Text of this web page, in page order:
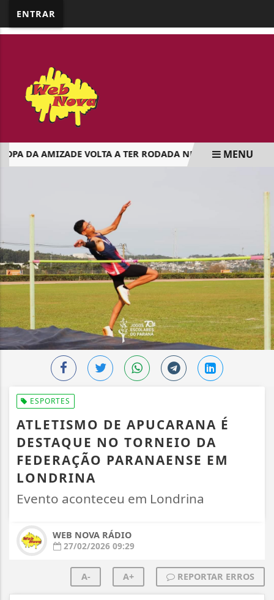
ENTRAR
DA AMIZADE VOLTA A TER RODADA NESTE SÁBADO EM
MENU
ESPORTES
ATLETISMO DE APUCARANA É
DESTAQUE NO TORNEIO DA
FEDERAÇÃO PARANAENSE EM
LONDRINA
Evento aconteceu em Londrina
WEB NOVA RÁDIO
27/02/2026 09:29
A- A+ REPORTAR ERROS